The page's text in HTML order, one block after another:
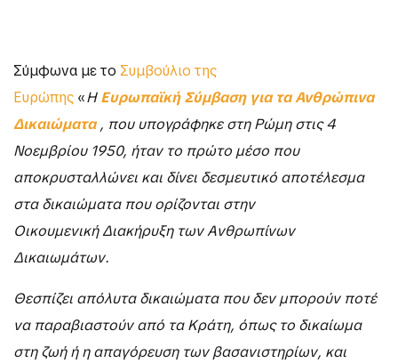
Σύμφωνα με το Συμβούλιο της
Ευρώπης «ΗΕυρωπαϊκή Σύμβαση για τα Ανθρώπινα
Δικαιώματα , που υπογράφηκε στηΡώμη στις 4
Νοεμβρίου 1950, ήταν το πρώτο μέσο που
αποκρυσταλλώνει και δίνει δεσμευτικό αποτέλεσμα
στα δικαιώματα που ορίζονται στην
ΟικουμενικήΔιακήρυξη των Ανθρωπίνων
Δικαιωμάτων.
Θεσπίζει απόλυτα δικαιώματα πουδεν μπορούν ποτέ
να παραβιαστούν από τα Κράτη, όπως το δικαίωμα
στη ζωήή η απαγόρευση των βασανιστηρίων, και